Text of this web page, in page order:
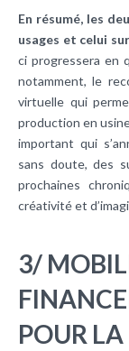
En résumé, les
usages et celui
ci progressera en
notamment, le
virtuelle qui
production en
important qui
sans doute, des
prochaines
créativité et
3/
POUR